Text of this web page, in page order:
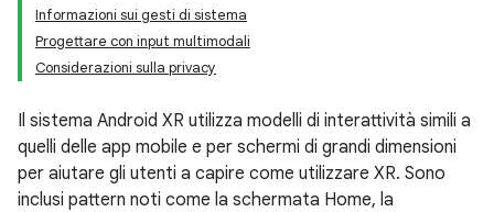
Informazioni sui gesti di sistema
Progettare con input multimodali
Considerazioni sulla privacy
Il sistema Android XR utilizza modelli di interattività simili a
quelli delle app mobile e per schermi di grandi dimensioni
per aiutare gli utenti a capire come utilizzare XR. Sono
inclusi pattern noti come la schermata Home, la